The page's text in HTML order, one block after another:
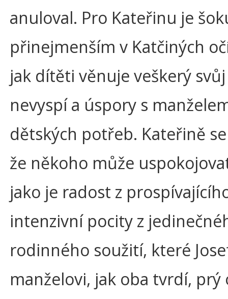
anuloval. Pro Kateřinu je
přinejmenším v Katčiných
jak dítěti věnuje veškerý
nevyspí a úspory s
dětských potřeb. Kateřině
že někoho může
jako je radost z
intenzivní pocity z
rodinného soužití, které
manželovi, jak oba tvrdí,